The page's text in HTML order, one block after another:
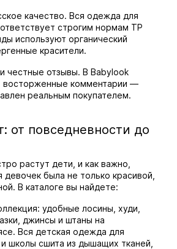
качество. Вся одежда для
строгим нормам ТР
используют органический
красители.
честные отзывы. В Babylook
восторженные комментарии —
реальным покупателем.
от повседневности до
растут дети, и как важно,
была не только красивой,
В каталоге вы найдете:
удобные лосины, худи,
джинсы и штаны на
Вся детская одежда для
школы сшита из дышащих тканей,